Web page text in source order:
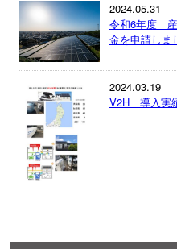
2024.05.31
令和6年度 産
金を申請しま
2024.03.19
V2H 導入実